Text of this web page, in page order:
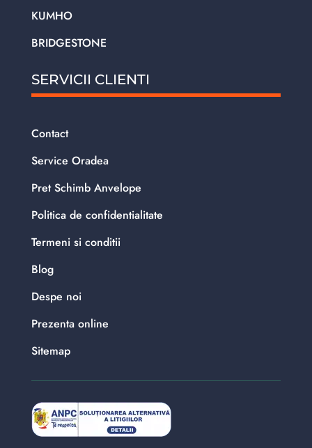
KUMHO
BRIDGESTONE
SERVICII CLIENTI
Contact
Service Oradea
Pret Schimb Anvelope
Politica de confidentialitate
Termeni si conditii
Blog
Despe noi
Prezenta online
Sitemap